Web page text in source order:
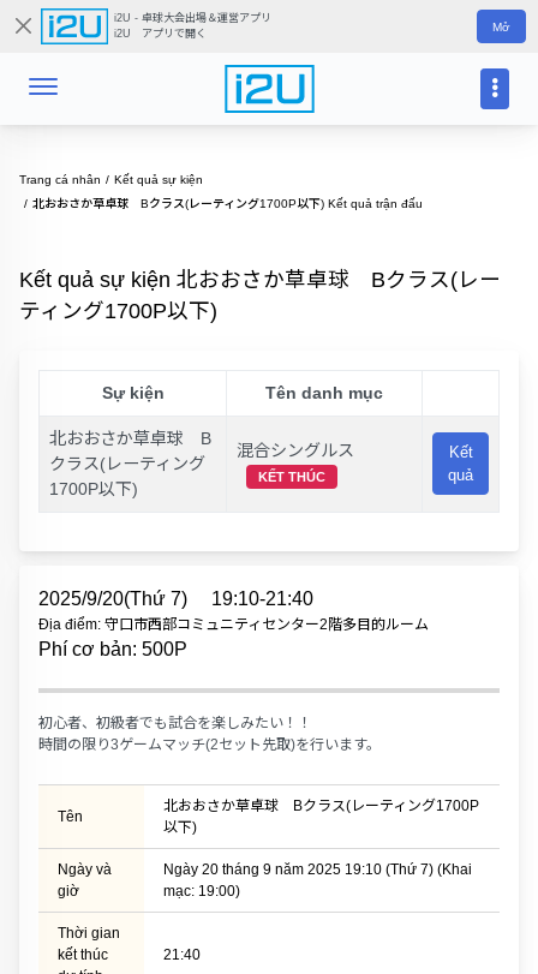
i2U - 卓球大会出場＆運営アプリ
i2U アプリで開く
Mở
Trang cá nhân
Kết quả sự kiện
北おおさか草卓球 Bクラス(レーティング1700P以下) Kết quả trận đấu
Kết quả sự kiện 北おおさか草卓球 Bクラス(レー
ティング1700P以下)
Sự kiện Tên danh mục
北おおさか草卓球 B
クラス(レーティング
1700P以下)
混合シングルス
KẾT THÚC
Kết
quả
2025/9/20(Thứ 7) 19:10-21:40
Địa điểm: 守口市西部コミュニティセンター2階多目的ルーム
Phí cơ bản: 500P
初心者、初級者でも試合を楽しみたい！！
時間の限り3ゲームマッチ(2セット先取)を行います。
Tên
北おおさか草卓球 Bクラス(レーティング1700P
以下)
Ngày và
giờ
Ngày 20 tháng 9 năm 2025 19:10 (Thứ 7) (Khai
mạc: 19:00)
Thời gian
kết thúc
21:40